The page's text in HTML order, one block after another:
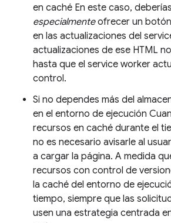
en caché En este caso,
especialmenteofrecer un
en las actualizaciones del
actualizaciones de ese HTML
hasta que el service worker
control.
Si no dependes más del
en el entorno de ejecución
recursos en caché durante el
no es necesario avisarle al
a cargar la página. A medida
recursos con control de
la caché del entorno de
tiempo, siempre que las
usen una estrategia centrada